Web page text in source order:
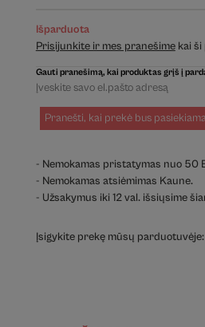
Išparduota
Prisijunkite ir mes pranešimekai ši
Gauti pranešimą, kai produktas grįš į
Pranešti, kai prekė bus
- Nemokamas pristatymas nuo 50
- Nemokamas atsiėmimas Kaune.
- Užsakymus iki 12 val. išsiųsime
Įsigykite prekę mūsų parduotuvėje: